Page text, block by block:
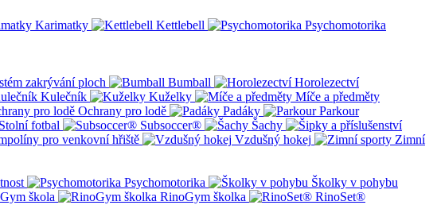
Karimatky Kettlebell
Psychomotorika
zakrývání ploch Bumball
Horolezectví
Kulečník Kuželky
Míče a předměty
Ochrany pro lodě Padáky
Parkour
Stolní fotbal Subsoccer®
Šachy
pro venkovní hřiště Vzdušný hokej
Zimní
Psychomotorika
Školky v pohybu
škola RinoGym školka
RinoSet®